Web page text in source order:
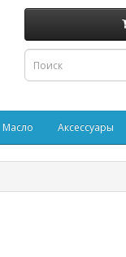
Масло Аксессуары